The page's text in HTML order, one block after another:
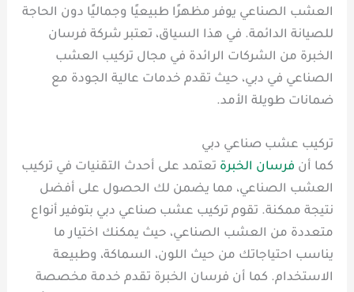
العشب الصناعي يوفر مظهرًا طبيعيًا وجماليًا دون الحاجة
للصيانة الدائمة. في هذا السياق، تعتبر شركة فرسان
الخبرة من الشركات الرائدة في مجال تركيب العشب
الصناعي في دبي، حيث تقدم خدمات عالية الجودة مع
ضمانات طويلة الأمد.
تركيب عشب صناعي دبي
كما أن فرسان الخبرة تعتمد على أحدث التقنيات في تركيب
العشب الصناعي، مما يضمن لك الحصول على أفضل
نتيجة ممكنة. تقوم تركيب عشب صناعي دبي بتوفير أنواع
متعددة من العشب الصناعي، حيث يمكنك اختيار ما
يناسب احتياجاتك من حيث اللون، السماكة، وطبيعة
الاستخدام. كما أن فرسان الخبرة تقدم خدمة مخصصة